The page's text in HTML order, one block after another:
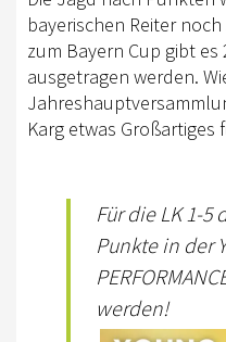
SPONSOREN DER
WESTERNREITEN
MITGLIED WERDEN
TURNIERSPORT
TRAINER
bayerischen Reiter
zum Bayern Cup gibt
ausgetragen werden.
Karg etwas
Für die LK 1-
Punkte in der
werden!